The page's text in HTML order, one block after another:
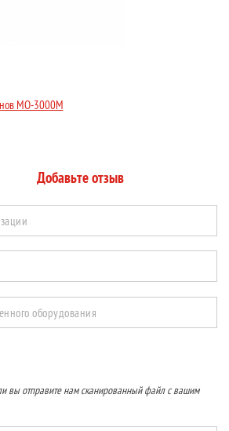
МО-3000М
Добавьте отзыв
оборудования
вы отправите нам сканированный файл с вашим